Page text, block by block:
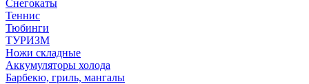
Снегокаты
Теннис
Тюбинги
ТУРИЗМ
Ножи складные
Аккумуляторы холода
Барбекю, гриль, мангалы